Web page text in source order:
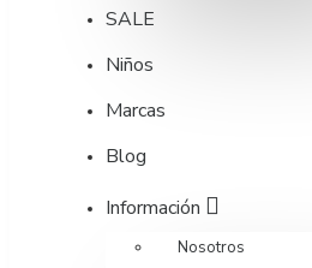
SALE
Niños
Marcas
Blog
Información
Nosotros